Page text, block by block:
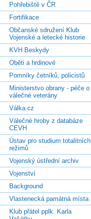
Pohřebiště v ČR
Fortifikace
Občanské sdružení Klub
Vojenské a letecké historie
KVH Beskydy
Oběti a hrdinové
Pomníky četníků, policistů
Ministerstvo obrany - péče o
válečné veterány
Válka.cz
Válečné hroby z databáze
CEVH
Ústav pro studium totalitních
režimů
Vojenský ústřední archiv
Vojenství
Background
Vlastenecká památná místa
Klub přátel pplk. Karla